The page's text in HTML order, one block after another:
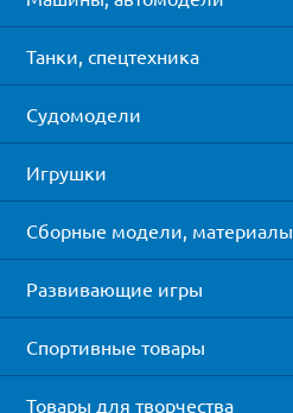
Танки, спецтехника
Судомодели
Игрушки
Сборные модели, материалы
Развивающие игры
Спортивные товары
Товары для творчества